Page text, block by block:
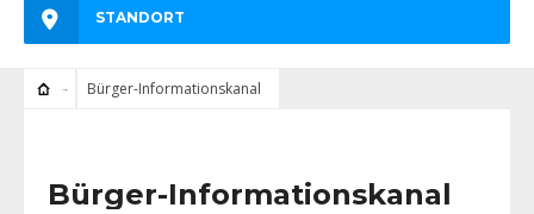
STANDORT
Bürger-Informationskanal
Bürger-Informationskanal